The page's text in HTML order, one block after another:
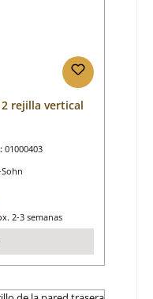
rejilla vertical
01000403
Sohn
2-3 semanas